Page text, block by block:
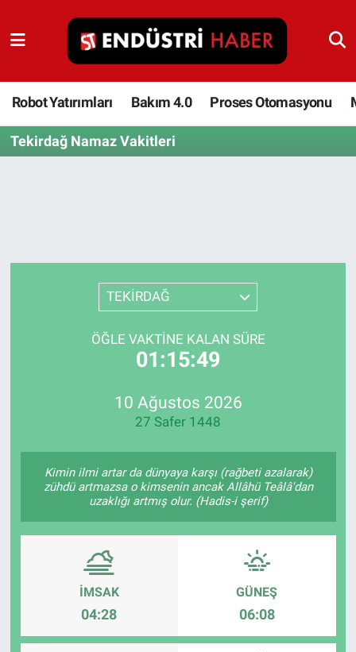
Robot Yatırımları Bakım 4.0 Proses Otomasyonu
Tekirdağ Namaz Vakitleri
TEKİRDAĞ
ÖĞLE VAKTINE KALAN SÜRE
01:15:49
10 Ağustos 2026
27 Safer 1448
Kimin ilmi artar da dünyaya karşı (rağbeti azalarak)
zühdü artmazsa o kimsenin ancak Allâhü Teâlâ'dan
uzaklığı artmış olur. (Hadis-i şerif)
İMSAK
04:28
GÜNEŞ
06:08
Robot Yatırımları
Bakım 4.0
Proses Otomasyonu
Depolama Çözümleri
İnşaat ve Malzeme
HaberOrtak
Enerjisini Üreten Fabrikalar
Endüstri 4.0 Uygulamaları
Ağır Sanayi Çözümleri